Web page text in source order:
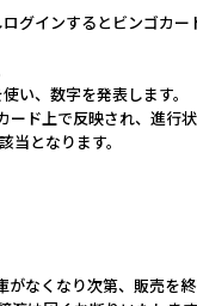
グインするとビンゴカー
い、数字を発表します。
ド上で反映され、進行状
となります。
なくなり次第、販売を終